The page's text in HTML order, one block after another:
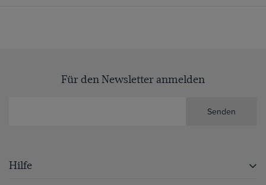
Für den Newsletter anmelden
Senden
Hilfe